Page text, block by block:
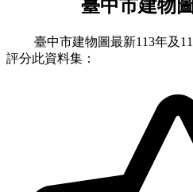
臺中市建物
臺中市建物圖最新113年及
評分此資料集：